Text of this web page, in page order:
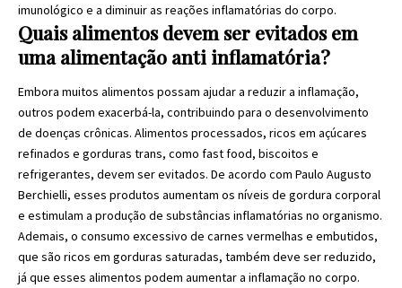
imunológico e a diminuir as reações inflamatórias do corpo.
Quais alimentos devem ser evitados em
uma alimentação anti inflamatória?
Embora muitos alimentos possam ajudar a reduzir a inflamação,
outros podem exacerbá-la, contribuindo para o desenvolvimento
de doenças crônicas. Alimentos processados, ricos em açúcares
refinados e gorduras trans, como fast food, biscoitos e
refrigerantes, devem ser evitados. De acordo com Paulo Augusto
Berchielli, esses produtos aumentam os níveis de gordura corporal
e estimulam a produção de substâncias inflamatórias no organismo.
Ademais, o consumo excessivo de carnes vermelhas e embutidos,
que são ricos em gorduras saturadas, também deve ser reduzido,
já que esses alimentos podem aumentar a inflamação no corpo.